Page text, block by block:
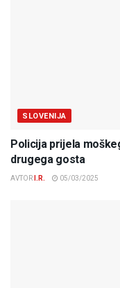
SLOVENIJA
Policija prijela
drugega gosta
AVTOR I.R. 05/03/2025